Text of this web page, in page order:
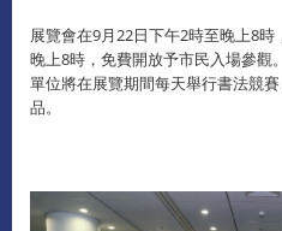
展覽會在9月22日下午2時至晚上8
晚上8時，免費開放予市民入場參觀
單位將在展覽期間每天舉行書法競
品。